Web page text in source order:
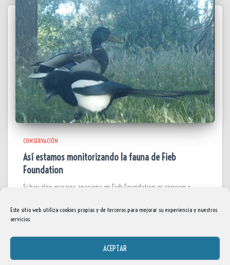
Este sitio web utiliza cookies propias y de terceros para mejorar su experiencia y nuestros
servicios.
ACEPTAR
CONSERVACIÓN
Así estamos monitorizando la fauna de Fieb
Foundation
Si hay algo que nos apasiona en Fieb Foundation es conocer a
abajo no siempre se dejan ver, pero gracias a la tecnología,
podemos asomarnos